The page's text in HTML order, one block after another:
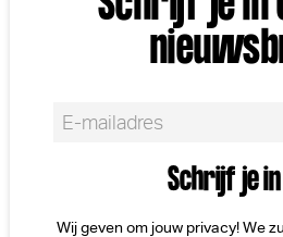
Wij geven om jouw privacy! We